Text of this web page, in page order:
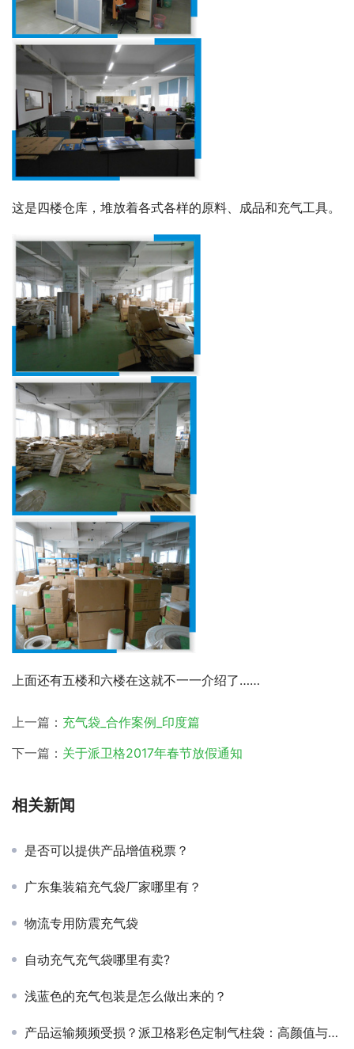
这是四楼仓库，堆放着各式各样的原料、成品和充气工具。
上面还有五楼和六楼在这就不一一介绍了……
上一篇： 充气袋_合作案例_印度篇
下一篇： 关于派卫格2017年春节放假通知
相关新闻
是否可以提供产品增值税票？
广东集装箱充气袋厂家哪里有？
物流专用防震充气袋
自动充气充气袋哪里有卖?
浅蓝色的充气包装是怎么做出来的？
产品运输频频受损？派卫格彩色定制气柱袋：高颜值与强防护的终极方案